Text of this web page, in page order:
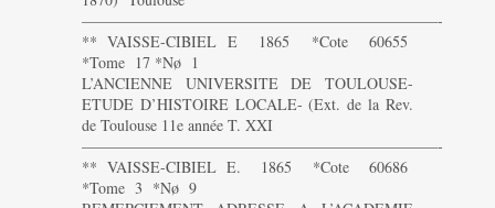
———————————————————————-
** VAISSE-CIBIEL E 1865 *Cote 60655
*Tome 17 *Nø 1
L’ANCIENNE UNIVERSITE DE TOULOUSE-
ETUDE D’HISTOIRE LOCALE- (Ext. de la Rev.
de Toulouse 11e année T. XXI
———————————————————————-
** VAISSE-CIBIEL E. 1865 *Cote 60686
*Tome 3 *Nø 9